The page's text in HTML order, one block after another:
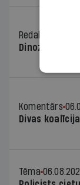
Redaktores sleja
Dinozaura
Komentārs
Divas
Tēma